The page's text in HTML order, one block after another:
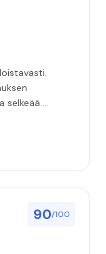
selkeää.
puhelimessa
ihminen.
90/100